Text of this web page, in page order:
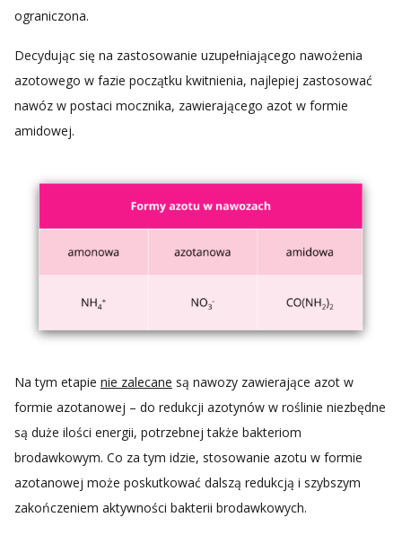
ograniczona.
Decydując się na zastosowanie uzupełniającego nawożenia
azotowego w fazie początku kwitnienia, najlepiej zastosować
nawóz w postaci mocznika, zawierającego azot w formie
amidowej.
Na tym etapie nie zalecane są nawozy zawierające azot w
formie azotanowej – do redukcji azotynów w roślinie niezbędne
są duże ilości energii, potrzebnej także bakteriom
brodawkowym. Co za tym idzie, stosowanie azotu w formie
azotanowej może poskutkować dalszą redukcją i szybszym
zakończeniem aktywności bakterii brodawkowych.